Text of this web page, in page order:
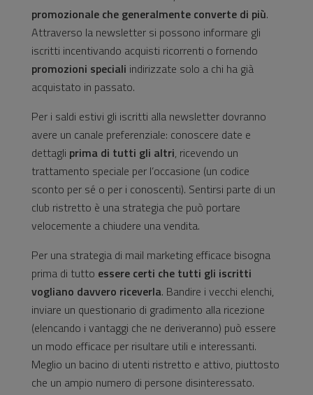
promozionale che generalmente converte di più.
Attraverso la newsletter si possono informare gli
iscritti incentivando acquisti ricorrenti o fornendo
promozioni speciali indirizzate solo a chi ha già
acquistato in passato.
Per i saldi estivi gli iscritti alla newsletter dovranno
avere un canale preferenziale: conoscere date e
dettagli prima di tutti gli altri, ricevendo un
trattamento speciale per l’occasione (un codice
sconto per sé o per i conoscenti). Sentirsi parte di un
club ristretto è una strategia che può portare
velocemente a chiudere una vendita.
Per una strategia di mail marketing efficace bisogna
prima di tutto essere certi che tutti gli iscritti
vogliano davvero riceverla. Bandire i vecchi elenchi,
inviare un questionario di gradimento alla ricezione
(elencando i vantaggi che ne deriveranno) può essere
un modo efficace per risultare utili e interessanti.
Meglio un bacino di utenti ristretto e attivo, piuttosto
che un ampio numero di persone disinteressato.